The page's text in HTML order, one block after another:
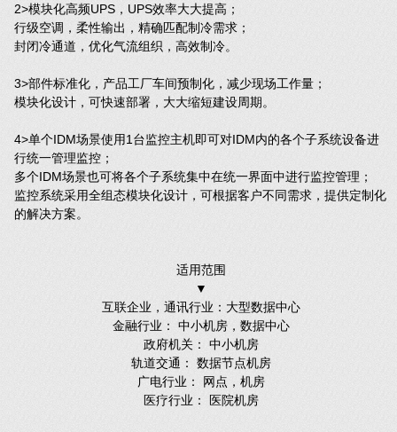
2>模块化高频UPS，UPS效率大大提高；
行级空调，柔性输出，精确匹配制冷需求；
封闭冷通道，优化气流组织，高效制冷。
3>部件标准化，产品工厂车间预制化，减少现场工作量；
模块化设计，可快速部署，大大缩短建设周期。
4>单个IDM场景使用1台监控主机即可对IDM内的各个子系统设备进
行统一管理监控；
多个IDM场景也可将各个子系统集中在统一界面中进行监控管理；
监控系统采用全组态模块化设计，可根据客户不同需求，提供定制化
的解决方案。
适用范围
▼
互联企业，通讯行业：大型数据中心
金融行业： 中小机房，数据中心
政府机关： 中小机房
轨道交通： 数据节点机房
广电行业： 网点，机房
医疗行业： 医院机房